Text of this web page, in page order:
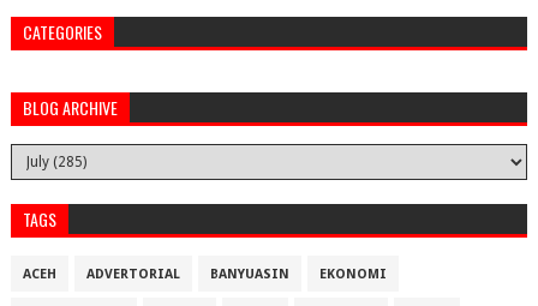
CATEGORIES
BLOG ARCHIVE
TAGS
ACEH ADVERTORIAL BANYUASIN EKONOMI